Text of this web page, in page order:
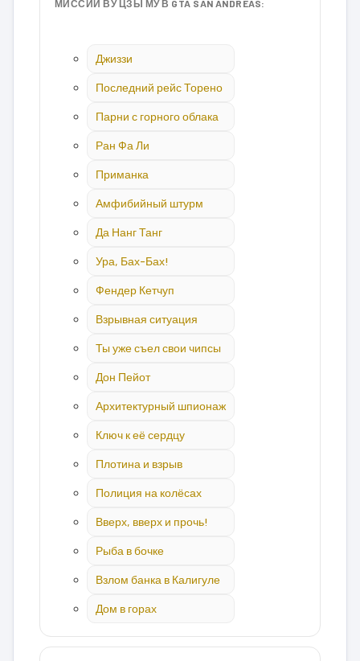
МИССИИ ВУ ЦЗЫ МУ В GTA SAN ANDREAS:
Джиззи
Последний рейс Торено
Парни с горного облака
Ран Фа Ли
Приманка
Амфибийный штурм
Да Нанг Танг
Ура, Бах-Бах!
Фендер Кетчуп
Взрывная ситуация
Ты уже съел свои чипсы
Дон Пейот
Архитектурный шпионаж
Ключ к её сердцу
Плотина и взрыв
Полиция на колёсах
Вверх, вверх и прочь!
Рыба в бочке
Взлом банка в Калигуле
Дом в горах